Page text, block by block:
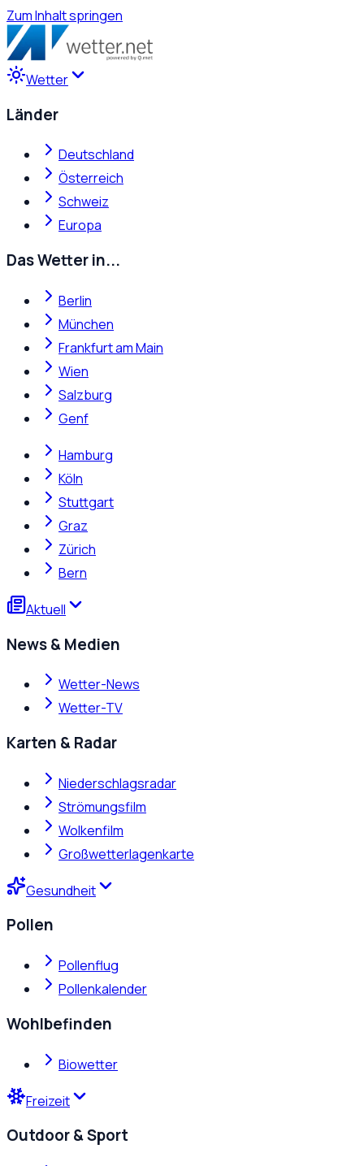
Zum Inhalt springen
Wetter
Länder
Deutschland
Österreich
Schweiz
Europa
Das Wetter in...
Berlin
München
Frankfurt am Main
Wien
Salzburg
Genf
Hamburg
Köln
Stuttgart
Graz
Zürich
Bern
Aktuell
News & Medien
Wetter-News
Wetter-TV
Karten & Radar
Niederschlagsradar
Strömungsfilm
Wolkenfilm
Großwetterlagenkarte
Gesundheit
Pollen
Pollenflug
Pollenkalender
Wohlbefinden
Biowetter
Freizeit
Outdoor & Sport